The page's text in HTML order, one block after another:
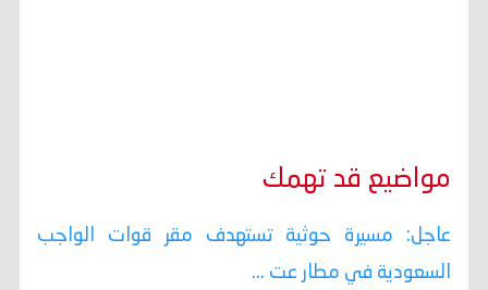
مواضيع قد تهمك
عاجل: مسيرة حوثية تستهدف مقر قوات الواجب
السعودية في مطار عت ...